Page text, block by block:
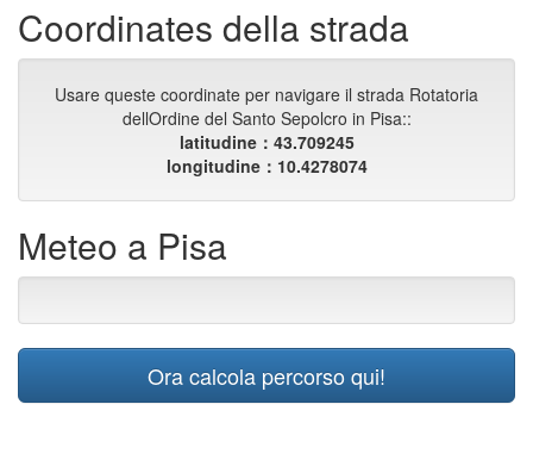
Coordinates della strada
Usare queste coordinate per navigare il strada Rotatoria
dellOrdine del Santo Sepolcro in Pisa::
latitudine：43.709245
longitudine：10.4278074
Meteo a Pisa
Ora calcola percorso qui!